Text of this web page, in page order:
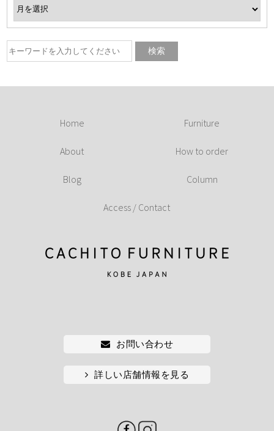
Home Furniture
About How to order
Blog Column
Access / Contact
お問い合わせ
詳しい店舗情報を見る